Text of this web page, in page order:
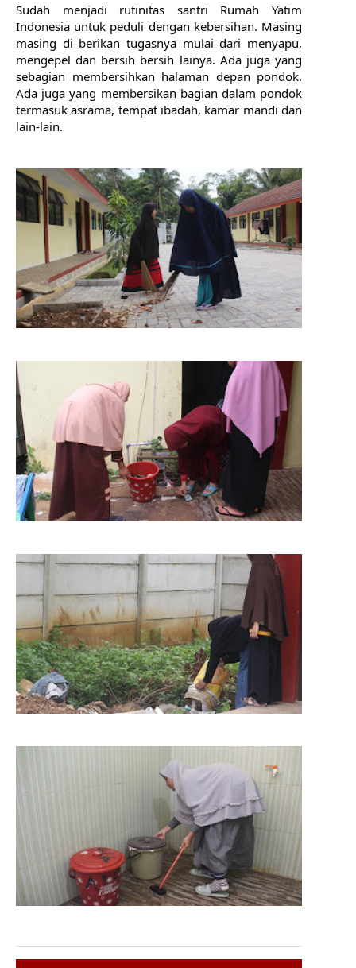
Sudah menjadi rutinitas santri Rumah Yatim
Indonesia untuk peduli dengan kebersihan. Masing
masing di berikan tugasnya mulai dari menyapu,
mengepel dan bersih bersih lainya. Ada juga yang
sebagian membersihkan halaman depan pondok.
Ada juga yang membersikan bagian dalam pondok
termasuk asrama, tempat ibadah, kamar mandi dan
lain-lain.